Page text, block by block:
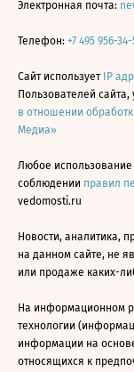
Электронная почта:
Телефон: +7 495 956-
Сайт использует IP
Пользователей
в отношении
Медиа»
Любое использование
соблюдении правил
vedomosti.ru
Новости, аналитика,
на данном сайте, не
или продаже каких-
На информационном
технологии
информации на
относящихся к